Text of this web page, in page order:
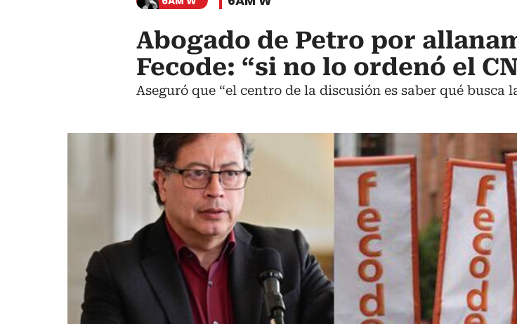
Abogado de Petro por
Fecode: “si no lo ordenó el
Aseguró que “el centro de la discusión es saber qué busca